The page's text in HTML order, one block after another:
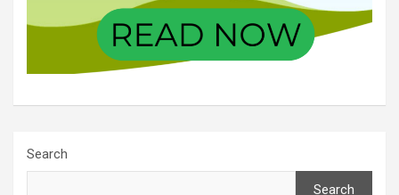
Search
Search